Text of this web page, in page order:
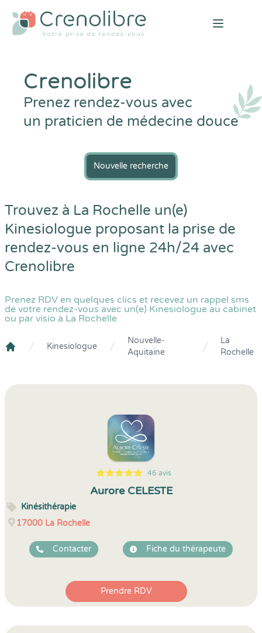
Open
Crenolibre
Prenez rendez-vous avec
un praticien de médecine douce
Nouvelle recherche
Trouvez à La Rochelle un(e)
Kinesiologue proposant la prise de
rendez-vous en ligne 24h/24 avec
Crenolibre
Prenez RDV en quelques clics et recevez un rappel sms
de votre rendez-vous avec un(e) Kinesiologue au cabinet
ou par visio à La Rochelle
Kinesiologue
Nouvelle-
Aquitaine
La
Rochelle
5
1
5
46 46 avis
Aurore CELESTE
Kinésithérapie
17000 La Rochelle
Contacter Fiche du thérapeute
Prendre RDV